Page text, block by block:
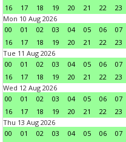
16
17 18 19 20 21 22
23
Mon 10 Aug 2026
00
01 02 03 04 05 06 07
16
17 18 19 20 21 22
23
Tue 11 Aug 2026
00
01 02 03 04 05 06 07
16
17 18 19 20 21 22
23
Wed 12 Aug 2026
00
01 02 03 04 05 06 07
16
17 18 19 20 21 22
23
Thu 13 Aug 2026
00
01 02 03 04 05 06 07